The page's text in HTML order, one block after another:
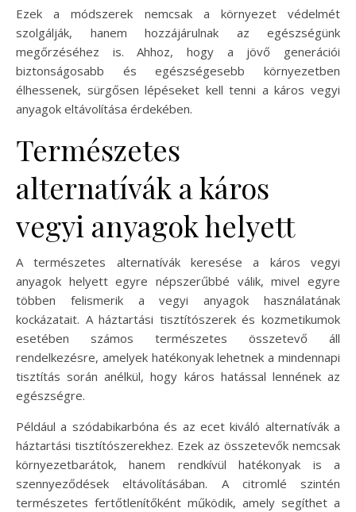
Ezek a módszerek nemcsak a környezet védelmét
szolgálják, hanem hozzájárulnak az egészségünk
megőrzéséhez is. Ahhoz, hogy a jövő generációi
biztonságosabb és egészségesebb környezetben
élhessenek, sürgősen lépéseket kell tenni a káros vegyi
anyagok eltávolítása érdekében.
Természetes
alternatívák a káros
vegyi anyagok helyett
A természetes alternatívák keresése a káros vegyi
anyagok helyett egyre népszerűbbé válik, mivel egyre
többen felismerik a vegyi anyagok használatának
kockázatait. A háztartási tisztítószerek és kozmetikumok
esetében számos természetes összetevő áll
rendelkezésre, amelyek hatékonyak lehetnek a mindennapi
tisztítás során anélkül, hogy káros hatással lennének az
egészségre.
Például a szódabikarbóna és az ecet kiváló alternatívák a
háztartási tisztítószerekhez. Ezek az összetevők nemcsak
környezetbarátok, hanem rendkívül hatékonyak is a
szennyeződések eltávolításában. A citromlé szintén
természetes fertőtlenítőként működik, amely segíthet a